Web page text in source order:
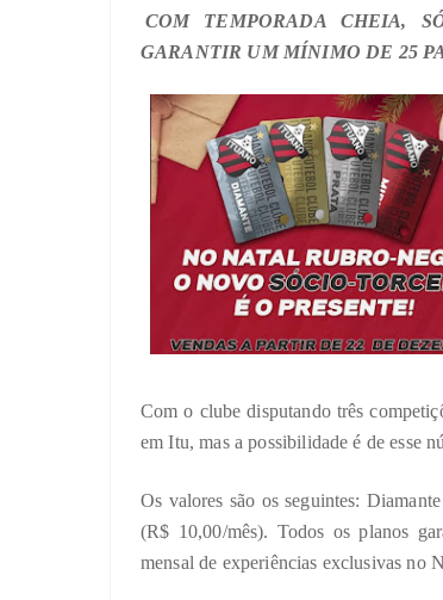
COM TEMPORADA CHEIA,
GARANTIR UM MÍNIMO DE 25
Com o clube disputando três
em Itu, mas a possibilidade é de esse
Os valores são os seguintes:
(R$ 10,00/mês). Todos os planos
mensal de experiências exclusivas no